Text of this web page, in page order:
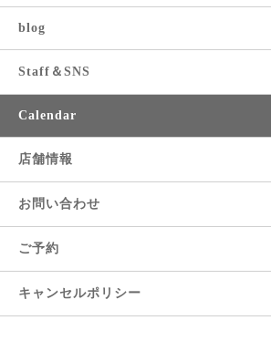
blog
Staff＆SNS
Calendar
店舗情報
お問い合わせ
ご予約
キャンセルポリシー